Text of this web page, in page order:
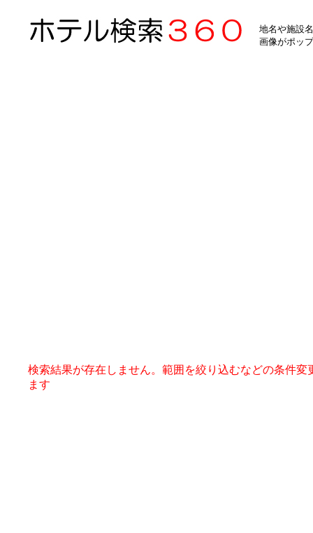
地名や施設
画像がポッ
検索結果が存在しません。範囲を絞り込むなどの条件変
ます